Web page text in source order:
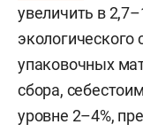
увеличить в
экологического
упаковочных
сбора,
уровне 2–4%,